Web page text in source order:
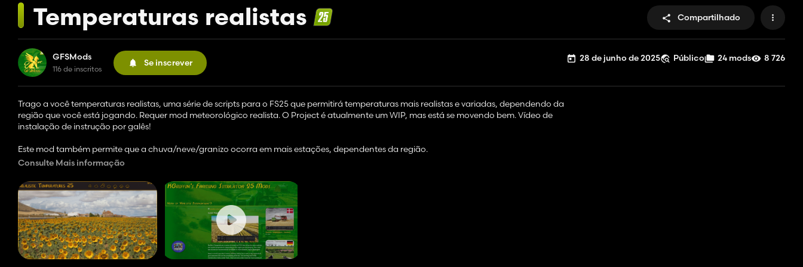
Temperaturas realistas Compartilhado
GFSMods
116 de inscritos
Se inscrever 28 de junho de 2025 Público 24 mods 8 726
Trago a você temperaturas realistas, uma série de scripts para o FS25 que permitirá temperaturas mais realistas e variadas, dependendo da
região que você está jogando. Requer mod meteorológico realista. O Project é atualmente um WIP, mas está se movendo bem. Vídeo de
instalação de instrução por galês!
Este mod também permite que a chuva/neve/granizo ocorra em mais estações, dependentes da região.
Ainda pesquisando se houver uma maneira de mudar os meses para as temporadas para a América do Sul!
Como é feito
------------------
Consulte Mais informação